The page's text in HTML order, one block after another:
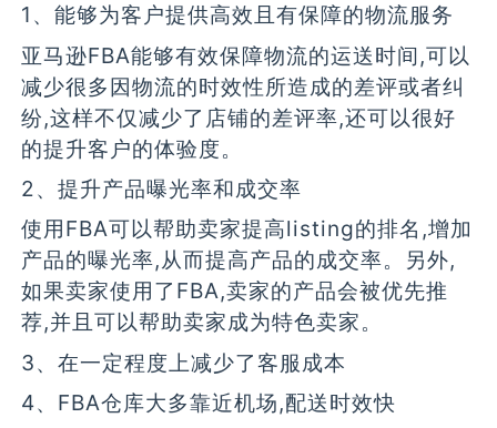
1、能够为客户提供高效且有保障的物流服务
亚马逊FBA能够有效保障物流的运送时间,可以
减少很多因物流的时效性所造成的差评或者纠
纷,这样不仅减少了店铺的差评率,还可以很好
的提升客户的体验度。
2、提升产品曝光率和成交率
使用FBA可以帮助卖家提高listing的排名,增加
产品的曝光率,从而提高产品的成交率。另外,
如果卖家使用了FBA,卖家的产品会被优先推
荐,并且可以帮助卖家成为特色卖家。
3、在一定程度上减少了客服成本
4、FBA仓库大多靠近机场,配送时效快